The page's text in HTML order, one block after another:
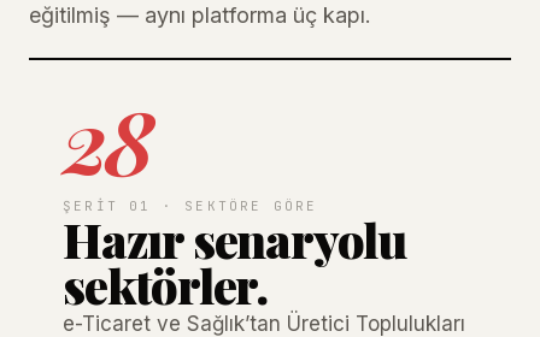
eğitilmiş — aynı platforma üç kapı.
28
ŞERIT 01 · SEKTÖRE GÖRE
Hazır senaryolu
sektörler.
e-Ticaret ve Sağlık’tan Üretici Toplulukları